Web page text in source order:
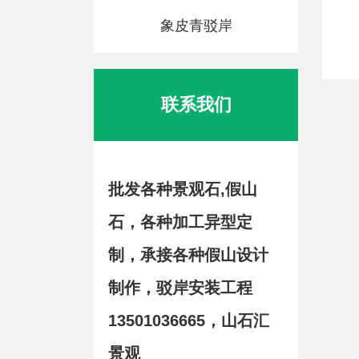
象皮青驳岸
联系我们
批发各种景观石,假山
石，各种加工异型定
制，承接各种假山设计
制作，驳岸安装工程
13501036665，山石汇
景观